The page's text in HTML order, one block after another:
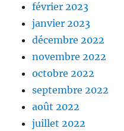
février 2023
janvier 2023
décembre 2022
novembre 2022
octobre 2022
septembre 2022
août 2022
juillet 2022